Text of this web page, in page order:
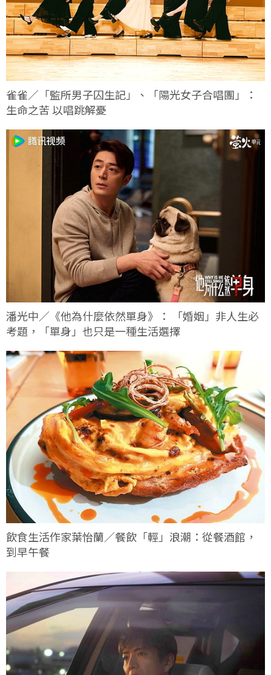
雀雀／「監所男子囚生記」、「陽光女子合唱團」：
生命之苦 以唱跳解憂
潘光中／《他為什麼依然單身》： 「婚姻」非人生必
考題，「單身」也只是一種生活選擇
飲食生活作家葉怡蘭／餐飲「輕」浪潮：從餐酒館，
到早午餐